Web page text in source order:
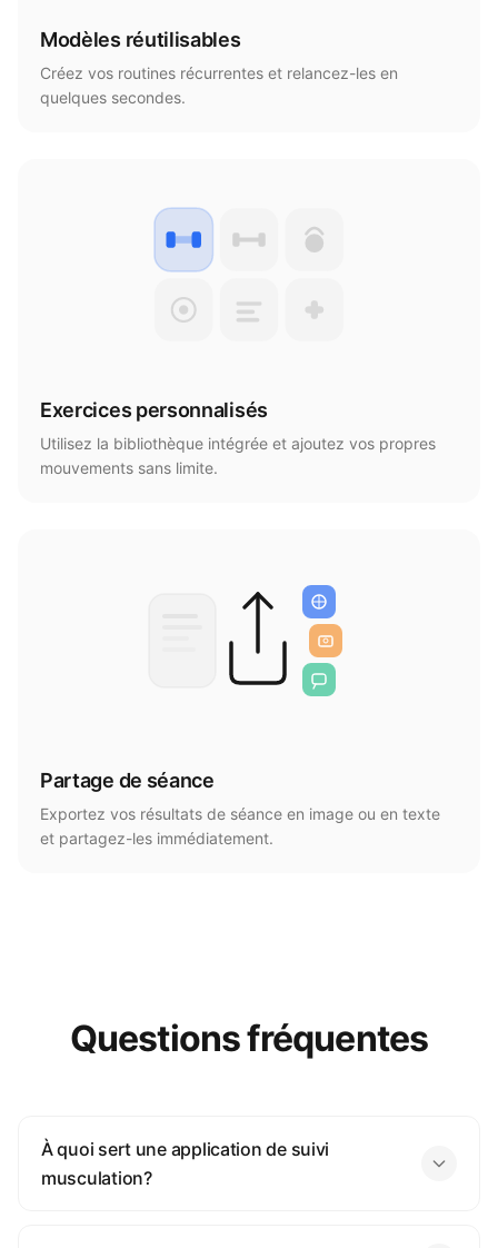
Modèles réutilisables
Créez vos routines récurrentes et relancez-les en
quelques secondes.
Exercices personnalisés
Utilisez la bibliothèque intégrée et ajoutez vos propres
mouvements sans limite.
Partage de séance
Exportez vos résultats de séance en image ou en texte
et partagez-les immédiatement.
Questions fréquentes
À quoi sert une application de suivi
musculation?